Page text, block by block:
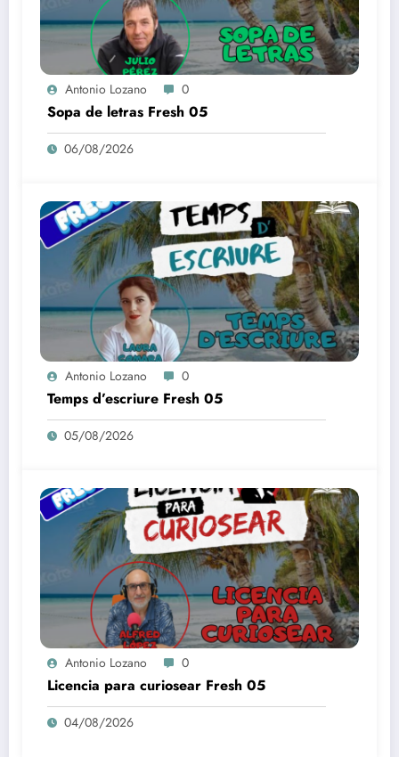
Antonio Lozano 0
Sopa de letras Fresh 05
06/08/2026
Antonio Lozano 0
Temps d’escriure Fresh 05
05/08/2026
Antonio Lozano 0
Licencia para curiosear Fresh 05
04/08/2026